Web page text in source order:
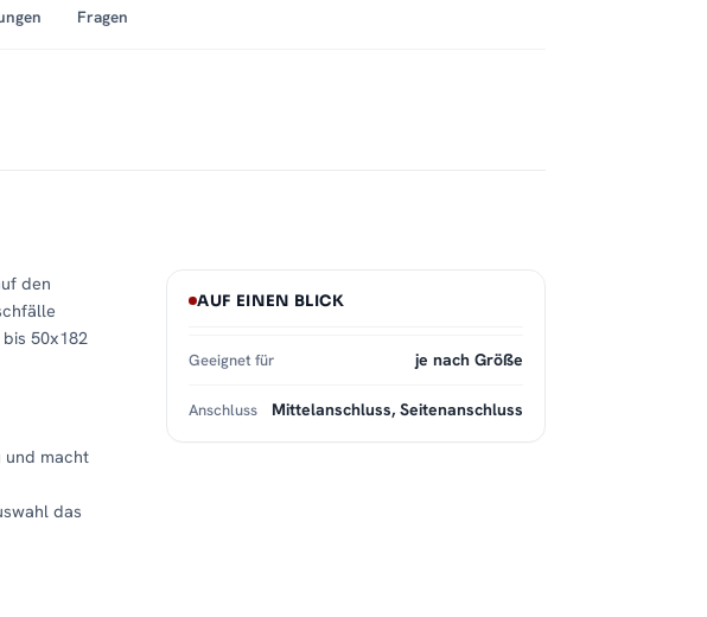
Fragen
den
50x182
und macht
das
AUF EINEN BLICK
Geeignet für je nach Größe
Anschluss Mittelanschluss, Seitenanschluss